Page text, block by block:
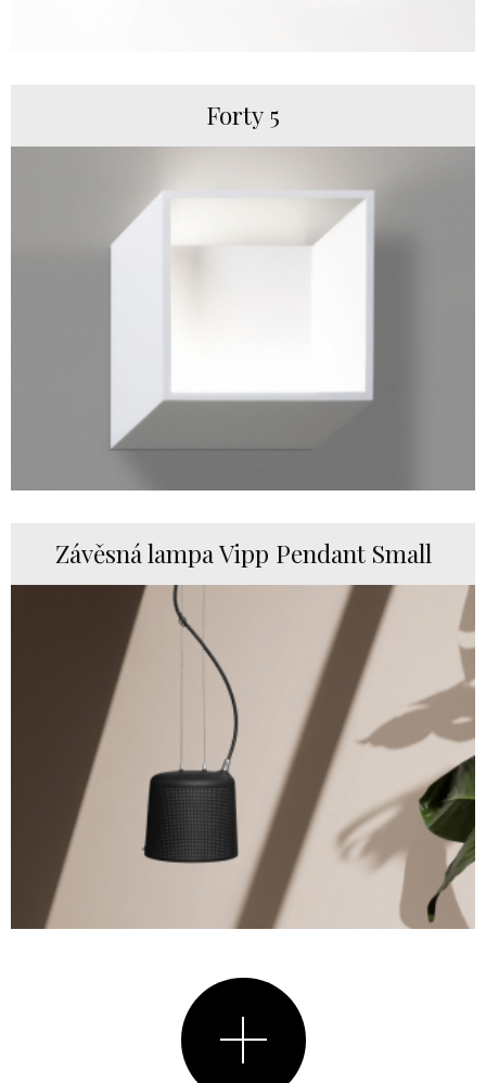
Forty 5
Závěsná lampa Vipp Pendant Small